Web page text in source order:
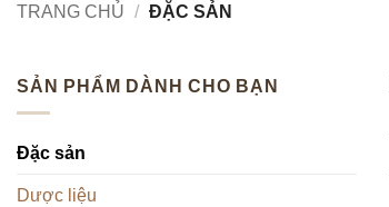
TRANG CHỦ / ĐẶC SẢN
SẢN PHẨM DÀNH CHO BẠN
Đặc sản
Dược liệu